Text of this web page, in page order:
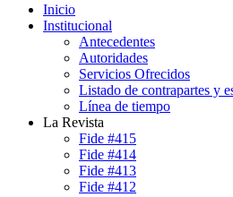
Inicio
Institucional
Antecedentes
Autoridades
Servicios Ofrecidos
Listado de contrapartes y
Línea de tiempo
La Revista
Fide #415
Fide #414
Fide #413
Fide #412